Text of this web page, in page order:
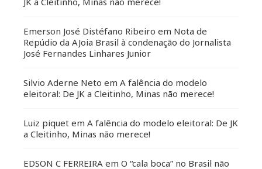
Emerson José Distéfano Ribeiro em Nota de
Repúdio da AJoia Brasil à condenação do Jornalista
José Fernandes Linhares Junior
Silvio Aderne Neto em A falência do modelo
eleitoral: De JK a Cleitinho, Minas não merece!
Luiz piquet em A falência do modelo eleitoral: De JK
a Cleitinho, Minas não merece!
EDSON C FERREIRA em O “cala boca” no Brasil não